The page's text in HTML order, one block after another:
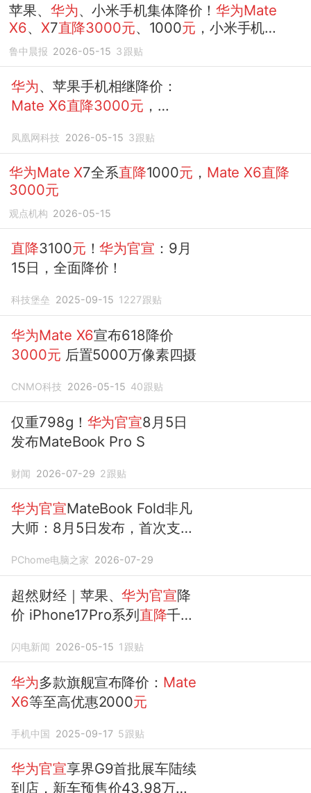
苹果、 华为、小米手机集体降价！华为Mate
X6、 X7直降3000元、1000元 ，小米手机
15Ultra直降 1500 元，iPhone17 Pro系列全线...
鲁中晨报 2026-05-15 3 跟贴
华为、苹果手机相继降价：
Mate X6直降3000元 ，
凤凰网科技 2026-05-15 3跟贴
华为Mate X7全系直降1000元 ， Mate X6直降
3000元
观点机构 2026-05-15
直降3100元 ！华为官宣 ：9月
15日，全面降价！
科技堡垒 2025-09-15 1227跟贴
华为Mate X6宣布618降价
3000元 后置5000万像素四摄
CNMO科技 2026-05-15 40跟贴
仅重798g！ 华为官宣8月5日
发布MateBook Pro S
财闻 2026-07-29 2跟贴
华为官宣MateBook Fold非凡
大师：8月5日发布，首次支持
PChome电脑之家 2026-07-29
超然财经｜苹果、华为官宣降
价 iPhone17Pro系列直降千元
闪电新闻 2026-05-15 1 跟贴
华为多款旗舰宣布降价： Mate
X6等至高优惠2000元
手机中国 2025-09-17 5跟贴
华为官宣享界G9首批展车陆续
到店，新车预售价43.98万元